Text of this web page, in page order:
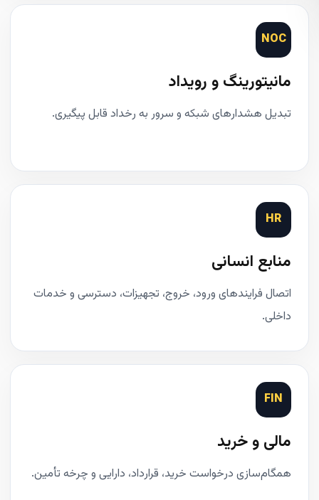
NOC
مانیتورینگ و رویداد
تبدیل هشدارهای شبکه و سرور به رخداد قابل پیگیری.
HR
منابع انسانی
اتصال فرایندهای ورود، خروج، تجهیزات، دسترسی و خدمات
داخلی.
FIN
مالی و خرید
همگام‌سازی درخواست خرید، قرارداد، دارایی و چرخه تأمین.